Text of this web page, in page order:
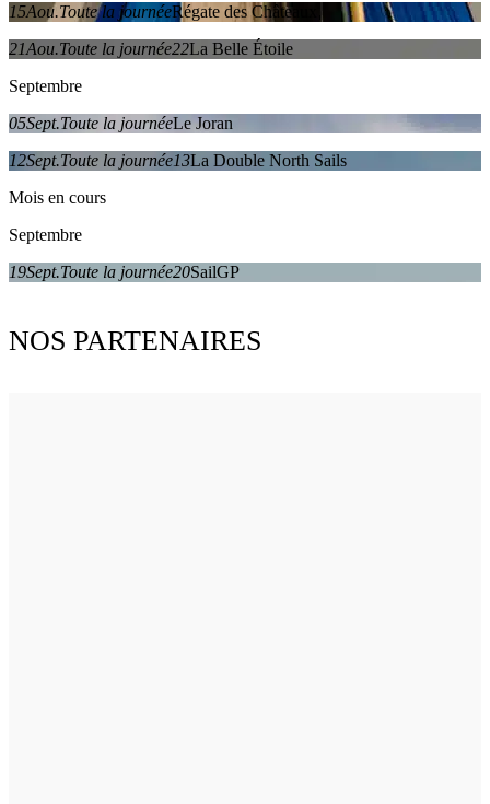
15Aou.Toute la journéeRégate des Châteaux
21Aou.Toute la journée22La Belle Étoile
Septembre
05Sept.Toute la journéeLe Joran
12Sept.Toute la journée13La Double North Sails
Mois en cours
Septembre
19Sept.Toute la journée20SailGP
NOS PARTENAIRES